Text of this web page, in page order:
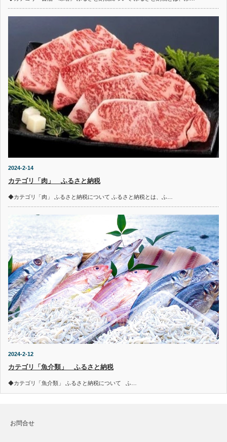
2024-2-14
カテゴリ「肉」 ふるさと納税
◆カテゴリ「肉」 ふるさと納税について ふるさと納税とは、ふ…
2024-2-12
カテゴリ「魚介類」 ふるさと納税
◆カテゴリ「魚介類」 ふるさと納税について ふ…
お問合せ